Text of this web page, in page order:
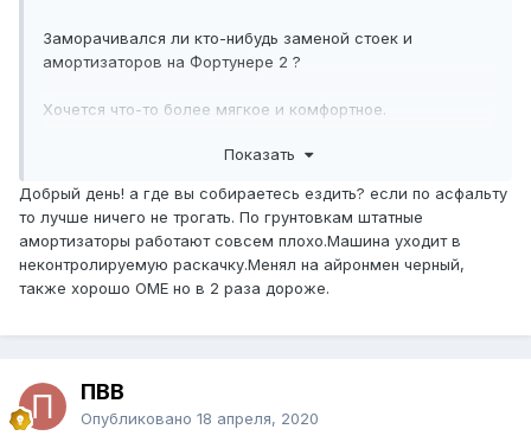
Заморачивался ли кто-нибудь заменой стоек и
амортизаторов на Фортунере 2 ?
Хочется что-то более мягкое и комфортное.
Показать
Добрый день! а где вы собираетесь ездить? если по асфальту
то лучше ничего не трогать. По грунтовкам штатные
амортизаторы работают совсем плохо.Машина уходит в
неконтролируемую раскачку.Менял на айронмен черный,
также хорошо OME но в 2 раза дороже.
ПВВ
Опубликовано 18 апреля, 2020